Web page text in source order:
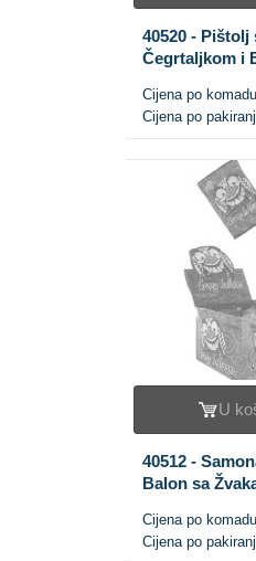
40520 - Pištolj
Čegrtaljkom i
Cijena po komadu
Cijena po
U
40512 -
Balon sa
Cijena po komadu
Cijena po